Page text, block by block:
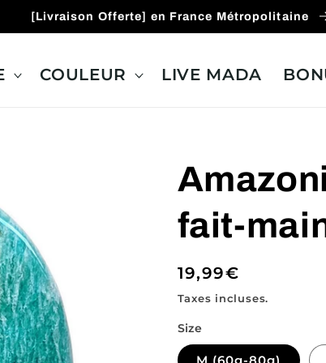
[Livraison Offerte] en France Métropolitaine
COULEUR LIVE MADA
fait-
Prix
habituel
19,99€
Taxes incluses.
Size